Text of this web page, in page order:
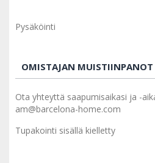
Pysäköinti
OMISTAJAN MUISTIINPANOT
Ota yhteyttä saapumisaikasi ja -
am@barcelona-home.com
Tupakointi sisällä kielletty